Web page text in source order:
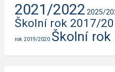
2021/2022 2025/
Školní rok 2017/
rok 2019/2020 Školní rok